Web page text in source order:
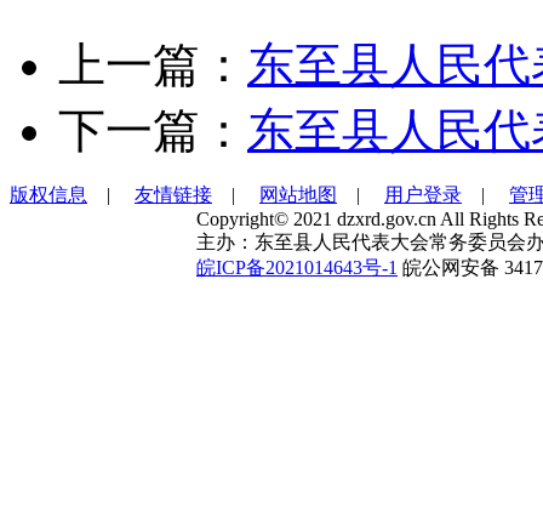
上一篇： 东至县人民
下一篇： 东至县人民
版权信息 | 友情链接 | 网站地图 | 用户登录 | 管
Copyright© 2021 dzxrd.gov.cn All Rights
主办：东至县人民代表大会常务委员会
皖ICP备2021014643号-1 皖公网安备